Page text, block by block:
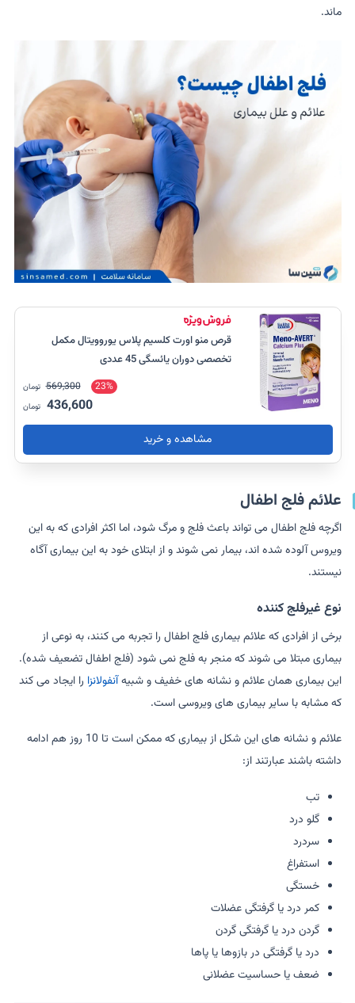
ماند.
قرص منو اورت کلسیم پلاس یوروویتال مکمل
تخصصی دوران یائسگی 45 عددی
23%
569,300 تومان
436,600 تومان
مشاهده و خرید
علائم فلج اطفال
اگرچه فلج اطفال می تواند باعث فلج و مرگ شود، اما اکثر افرادی که به این
ویروس آلوده شده اند، بیمار نمی شوند و از ابتلای خود به این بیماری آگاه
نیستند.
نوع غیرفلج کننده
برخی از افرادی که علائم بیماری فلج اطفال را تجربه می کنند، به نوعی از
بیماری مبتلا می شوند که منجر به فلج نمی شود (فلج اطفال تضعیف شده).
این بیماری همان علائم و نشانه های خفیف و شبیهآنفولانزا را ایجاد می کند
که مشابه با سایر بیماری های ویروسی است.
علائم و نشانه های این شکل از بیماری که ممکن است تا 10 روز هم ادامه
داشته باشند عبارتند از:
تب
گلو درد
سردرد
استفراغ
خستگی
کمر درد یا گرفتگی عضلات
گردن درد یا گرفتگی گردن
درد یا گرفتگی در بازوها یا پاها
ضعف یا حساسیت عضلانی